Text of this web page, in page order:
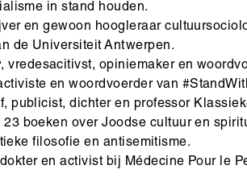
in stand houden.
en gewoon hoogleraar
de Universiteit Antwerpen.
, vredesacitivst, opiniemaker en
en woordvoerder van
publicist, dichter en professor
boeken over Joodse cultuur en
filosofie en antisemitisme.
en activist bij Médecine Pour le